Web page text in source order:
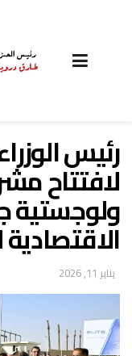
رئيس
لافتتاح
ولوجستية
يناير 11, 2026